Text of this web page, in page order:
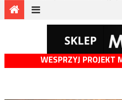
WESPRZYJ PROJEKT